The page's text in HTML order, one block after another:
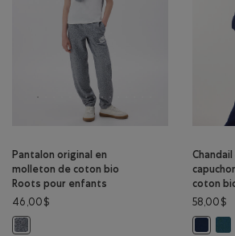
Pantalon original en
molleton de coton bio
Roots pour enfants
46,00$
Pantalon original en molleton de coton bio
coton
58,00$